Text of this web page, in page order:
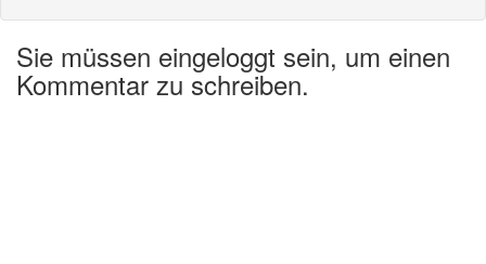
Sie müssen eingeloggt sein, um einen
Kommentar zu schreiben.